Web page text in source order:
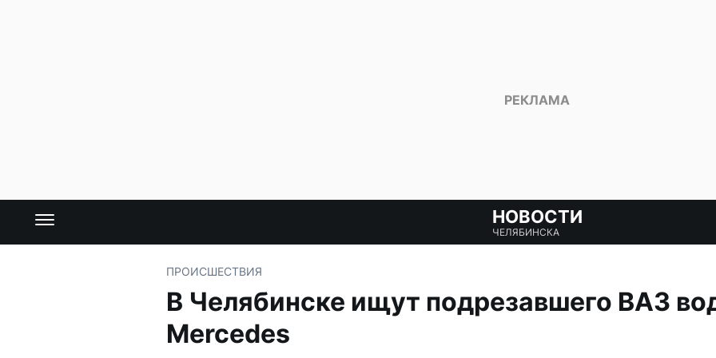
НОВОСТИ
ЧЕЛЯБИНСКА
ПРОИСШЕСТВИЯ
В Челябинске ищут подрезавшего ВАЗ
Mercedes